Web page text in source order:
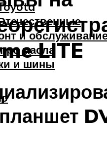
и
масла
и шины
LITE